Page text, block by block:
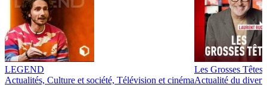
LEGEND
Actualités, Culture et société, Télévision et cinéma
Les Grosses Têtes
Actualité du